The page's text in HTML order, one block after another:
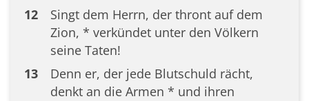
12
Singt dem Herrn, der thront auf dem
Zion, * verkündet unter den Völkern
seine Taten!
13
Denn er, der jede Blutschuld rächt,
denkt an die Armen * und ihren